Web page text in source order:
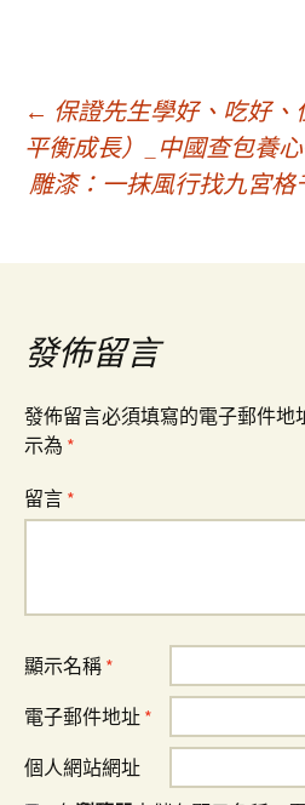
文
章
導
覽
← 保證先生學好、吃好、
平衡成長）_中國查包養
雕漆：一抹風行找九宮格
發佈留言
發佈留言必須填寫的電子郵件地
示為 *
留言 *
顯示名稱 *
電子郵件地址 *
個人網站網址